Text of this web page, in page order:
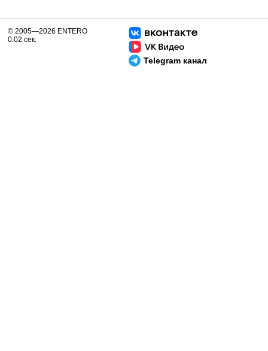
Telegram канал
© 2005—2026 ENTERO
0.02 сек.